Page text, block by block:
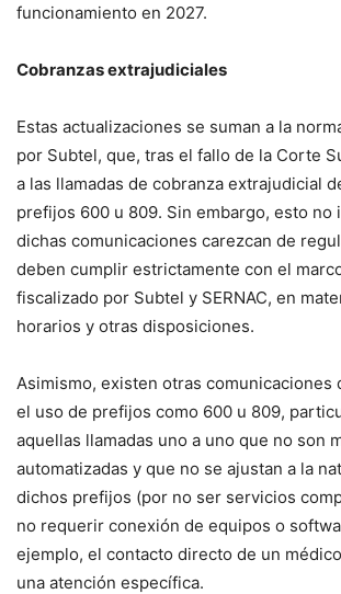
funcionamiento en 2027.
Cobranzas extrajudiciales
Estas actualizaciones se suman a la
por Subtel, que, tras el fallo de la Corte
a las llamadas de cobranza extrajudicial
prefijos 600 u 809. Sin embargo, esto no
dichas comunicaciones carezcan de
deben cumplir estrictamente con el
fiscalizado por Subtel y SERNAC, en
horarios y otras disposiciones.
Asimismo, existen otras comunicaciones
el uso de prefijos como 600 u 809,
aquellas llamadas uno a uno que no son
automatizadas y que no se ajustan a la
dichos prefijos (por no ser servicios
no requerir conexión de equipos o
ejemplo, el contacto directo de un
una atención específica.